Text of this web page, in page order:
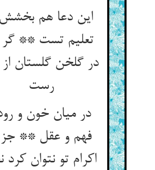
این دعا هم
تعلیم تست ** گر
در گلخن گلستان
رست‏
در میان خون و
فهم و عقل ** جز
اکرام تو نتوان کرد